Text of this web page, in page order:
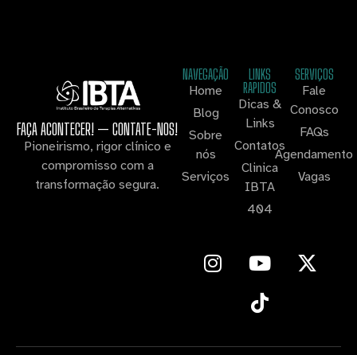
FAÇA ACONTECER! — CONTATE-NOS!
Pioneirismo, rigor clínico e
compromisso com a
transformação segura.
NAVEGAÇÃO
Home
Blog
Sobre
nós
Serviços
LINKS
RAPIDOS
Dicas &
Links
Contatos
Clinica
IBTA
404
SERVIÇOS
Fale
Conosco
FAQs
Agendamento
Vagas